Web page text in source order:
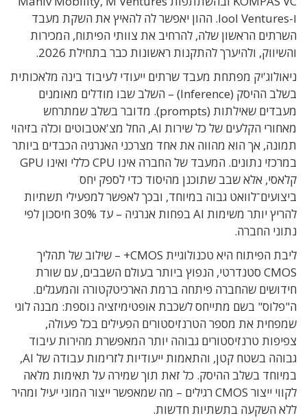
ו-lool Ventures. ההון יאפשר לה להאיץ את השקת מעבד
השרתים הראשון שלה, להרחיב את צוותי הפיתוח, המכירות
והשיווק, ולהיערך להתקנות ראשונות כבר בתחילת 2026.
ניאולוג'יק מפתחת מעבד שרתים ייעודי לעיבוד בינה מלאכותית
בשלב ההיסק (Inference) – השלב שבו מודלים מאומנים
מעבדים שאילתות (prompts). מדובר בשלב שמתרחש
מאחורי הקלעים של כל שירות AI, החל מצ'אטבוטים וכלה בזיהוי
תמונה, אך הוא מהווה את אחד מצרכני האנרגיה הכבדים ביותר
במרכזי נתונים. המעבד של החברה אינו CPU כללי ואינו GPU
קלאסי, אלא שבב שתוכנן מהיסוד כדי לספק יחס
ביצועים־לוואט גבוה במיוחד, ובכך לאפשר למפעילי תשתיות
להריץ יותר משימות AI בפחות אנרגיה – עד 30% חיסכון לפי
נתוני החברה.
ליבת הפיתוח היא טכנולוגיית CMOS+ – שילוב של תהליך
CMOS סטנדרטי, הנפוץ ביותר בעולם השבבים, עם שורת
חידושים שהחברה פיתחה ברמת הארכיטקטורה והמעגלים.
ה"פלוס" בשם מתייחס לשכבת אופטימיזציה נוספת: מבנה לוגי
שמפחית את מספר הטרנזיסטורים הפעילים בכל פעולה,
צפיפות טרנזיסטורים גבוהה יותר המאפשרת מהירות עיבוד
גבוהה בשטח קטן, והתאמות ייעודיות לזרימות עבודה של AI,
במיוחד בשלב ההיסק. כל זאת תוך שמירה על תאימות מלאה
לקווי ייצור CMOS רגילים – מה שמאפשר ייצור המוני יעיל ומהיר
ללא השקעה בתשתיות חדשות.